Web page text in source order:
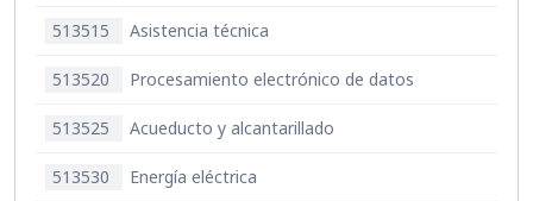
513515 Asistencia técnica
513520 Procesamiento electrónico de datos
513525 Acueducto y alcantarillado
513530 Energía eléctrica